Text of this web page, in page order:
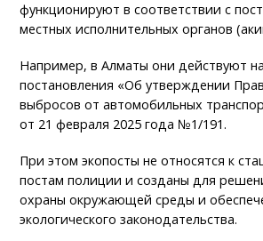
функционируют в соответствии с
местных исполнительных органов
Например, в Алматы они действуют
постановления «Об утверждении
выбросов от автомобильных
от 21 февраля 2025 года №1/191.
При этом экопосты не относятся к
постам полиции и созданы для
охраны окружающей среды и
экологического законодательства.